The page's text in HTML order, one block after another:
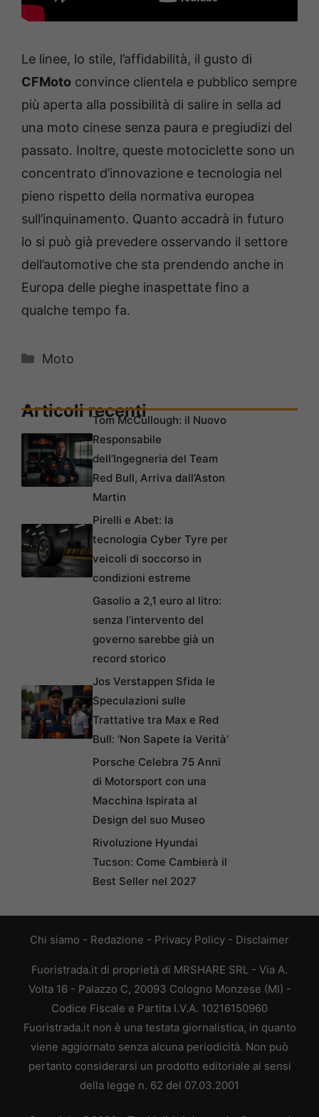
Le linee, lo stile, l’affidabilità, il gusto di
CFMoto convince clientela e pubblico sempre
più aperta alla possibilità di salire in sella ad
una moto cinese senza paura e pregiudizi del
passato. Inoltre, queste motociclette sono un
concentrato d’innovazione e tecnologia nel
pieno rispetto della normativa europea
sull’inquinamento. Quanto accadrà in futuro
lo si può già prevedere osservando il settore
dell’automotive che sta prendendo anche in
Europa delle pieghe inaspettate fino a
qualche tempo fa.
Categorie
Moto
Articoli recentiTom McCullough: il Nuovo
Responsabile
dell’Ingegneria del Team
Red Bull, Arriva dall’Aston
Martin
Pirelli e Abet: la
tecnologia Cyber Tyre per
veicoli di soccorso in
condizioni estreme
Gasolio a 2,1 euro al litro:
senza l’intervento del
governo sarebbe già un
record storico
Jos Verstappen Sfida le
Speculazioni sulle
Trattative tra Max e Red
Bull: ‘Non Sapete la Verità’
Porsche Celebra 75 Anni
di Motorsport con una
Macchina Ispirata al
Design del suo Museo
Rivoluzione Hyundai
Tucson: Come Cambierà il
Best Seller nel 2027
Chi siamo - Redazione - Privacy Policy - Disclaimer
Fuoristrada.it di proprietà di MRSHARE SRL - Via A.
Volta 16 - Palazzo C, 20093 Cologno Monzese (MI) -
Codice Fiscale e Partita I.V.A. 10216150960
Fuoristrada.it non è una testata giornalistica, in quanto
viene aggiornato senza alcuna periodicità. Non può
pertanto considerarsi un prodotto editoriale ai sensi
della legge n. 62 del 07.03.2001